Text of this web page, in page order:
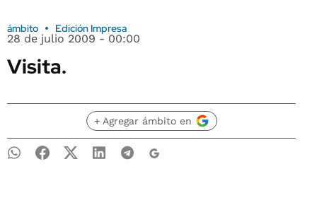
ámbito Edición Impresa
28 de julio 2009 - 00:00
Visita.
+ Agregar ámbito en